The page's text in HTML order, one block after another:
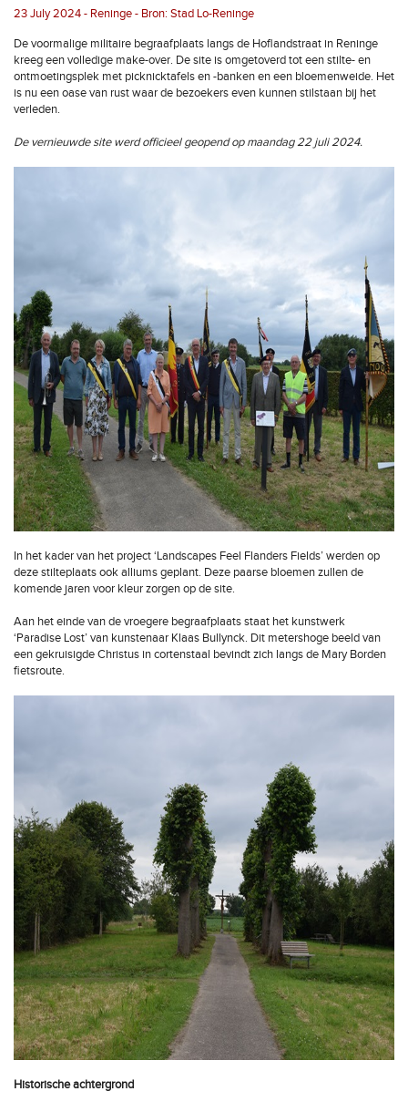
23 July 2024 - Reninge - Bron: Stad Lo-Reninge
De voormalige militaire begraafplaats langs de Hoflandstraat in Reninge
kreeg een volledige make-over. De site is omgetoverd tot een stilte- en
ontmoetingsplek met picknicktafels en -banken en een bloemenweide. Het
is nu een oase van rust waar de bezoekers even kunnen stilstaan bij het
verleden.
De vernieuwde site werd officieel geopend op maandag 22 juli 2024.
In het kader van het project ‘Landscapes Feel Flanders Fields’ werden op
deze stilteplaats ook alliums geplant. Deze paarse bloemen zullen de
komende jaren voor kleur zorgen op de site.
Aan het einde van de vroegere begraafplaats staat het kunstwerk
‘Paradise Lost’ van kunstenaar Klaas Bullynck. Dit metershoge beeld van
een gekruisigde Christus in cortenstaal bevindt zich langs de Mary Borden
fietsroute.
Historische achtergrond